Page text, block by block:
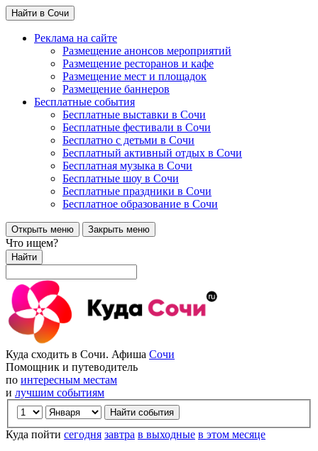
Найти в Сочи
Реклама на сайте
Размещение анонсов мероприятий
Размещение ресторанов и кафе
Размещение мест и площадок
Размещение баннеров
Бесплатные события
Бесплатные выставки в Сочи
Бесплатные фестивали в Сочи
Бесплатно с детьми в Сочи
Бесплатный активный отдых в Сочи
Бесплатная музыка в Сочи
Бесплатные шоу в Сочи
Бесплатные праздники в Сочи
Бесплатное образование в Сочи
Открыть меню Закрыть меню
Что ищем?
Найти
Куда сходить в Сочи. Афиша Сочи
Помощник и путеводитель
по интересным местам
и лучшим событиям
Куда пойти сегодня завтра в выходные в этом месяце